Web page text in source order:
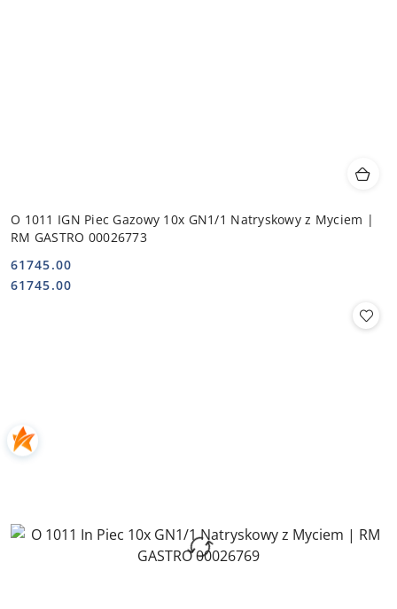
O 1011 IGN Piec Gazowy 10x GN1/1 Natryskowy z Myciem |
RM GASTRO 00026773
Cena:
61745.00
Cena:
61745.00